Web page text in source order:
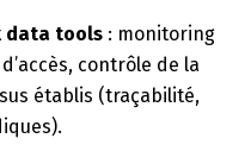
data tools : monitoring
contrôle de la
établis (traçabilité,